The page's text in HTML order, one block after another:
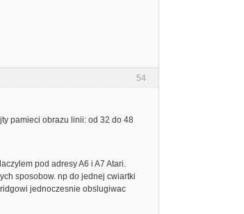
54
pamieci obrazu linii: od 32 do 48
pod adresy A6 i A7 Atari.
sposobow. np do jednej cwiartki
jednoczesnie obslugiwac